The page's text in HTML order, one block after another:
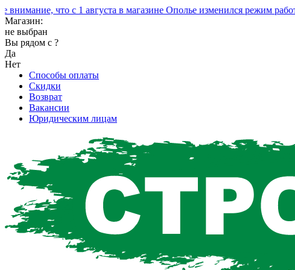
что с 1 августа в магазине Ополье изменился режим работы.
Магазин:
не выбран
Вы рядом с ?
Да
Нет
Способы оплаты
Скидки
Возврат
Вакансии
Юридическим лицам